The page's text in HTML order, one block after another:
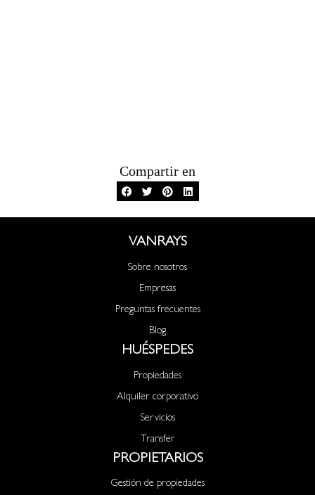
Compartir en
VANRAYS
Sobre nosotros
Empresas
Preguntas frecuentes
Blog
HUÉSPEDES
Propiedades
Alquiler corporativo
Servicios
Transfer
PROPIETARIOS
Gestión de propiedades